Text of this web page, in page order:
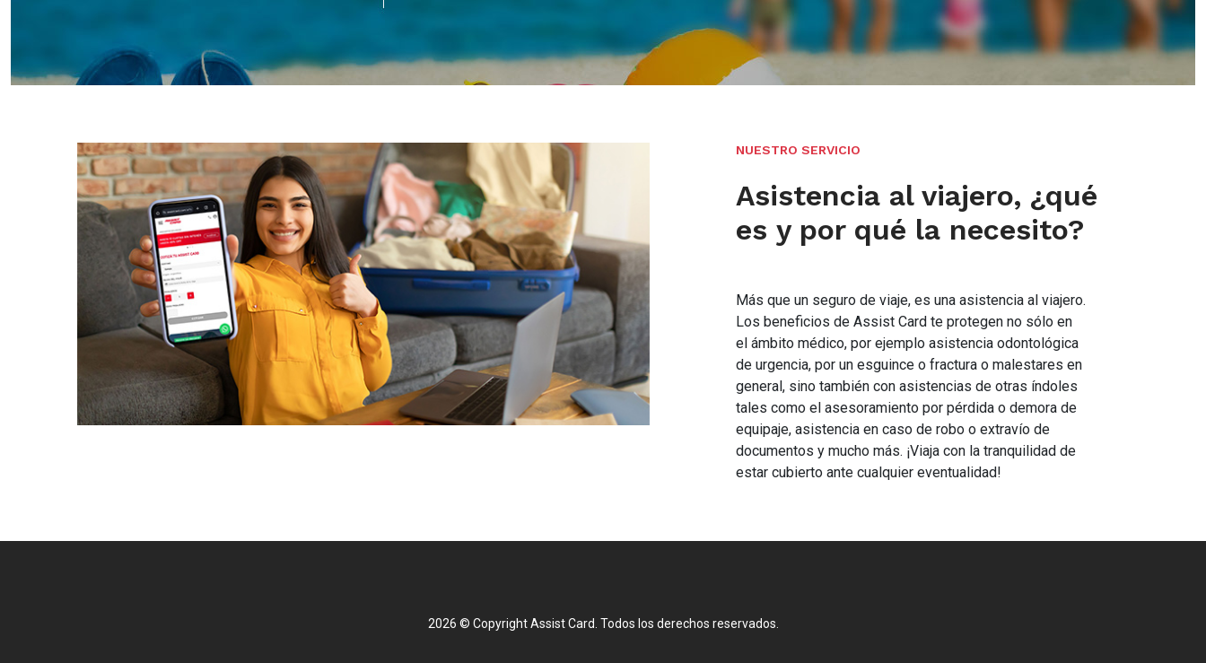
NUESTRO SERVICIO
Asistencia al viajero, ¿qué
es y por qué la necesito?
Más que un seguro de viaje, es una asistencia al viajero.
Los beneficios de Assist Card te protegen no sólo en
el ámbito médico, por ejemplo asistencia odontológica
de urgencia, por un esguince o fractura o malestares en
general, sino también con asistencias de otras índoles
tales como el asesoramiento por pérdida o demora de
equipaje, asistencia en caso de robo o extravío de
documentos y mucho más. ¡Viaja con la tranquilidad de
estar cubierto ante cualquier eventualidad!
2026 © Copyright Assist Card. Todos los derechos reservados.